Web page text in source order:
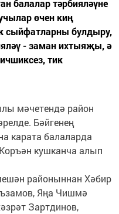
балалар тәрбияләүне
өчен киң
сыйфатларны булдыру,
- заман ихтыяҗы, ә
тик
мәчетендә район
Бәйгенең
карата балаларда
кушканча алып
районыннан Хәбир
Яңа Чишмә
Зартдинов,